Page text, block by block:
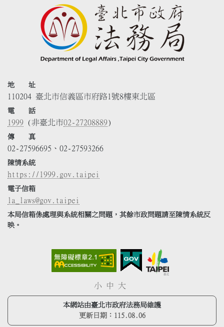
地 址
110204 臺北市信義區市府路1號8樓東北區
電 話
1999 (非臺北市02-27208889)
傳 真
02-27596695、02-27593266
陳情系統
https://1999.gov.taipei
電子信箱
la_laws@gov.taipei
本局信箱係處理與系統相關之問題，其餘市政問題請至陳情系統反
映。
小 中 大
本網站由臺北市政府法務局維護
更新日期： 115.08.06